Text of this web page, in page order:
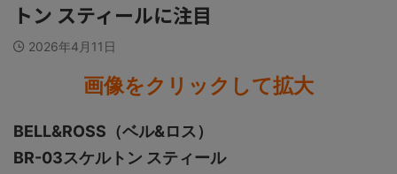
トン スティールに注目
2026年4月11日
画像をクリックして拡大
BELL&ROSS（ベル&ロス）
BR-03スケルトン スティール